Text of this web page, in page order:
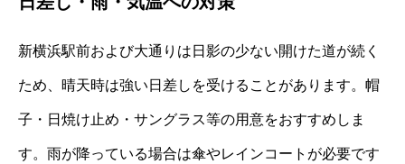
新横浜駅前および大通りは日影の少ない開けた道が続く
ため、晴天時は強い日差しを受けることがあります。帽
子・日焼け止め・サングラス等の用意をおすすめしま
す。雨が降っている場合は傘やレインコートが必要です